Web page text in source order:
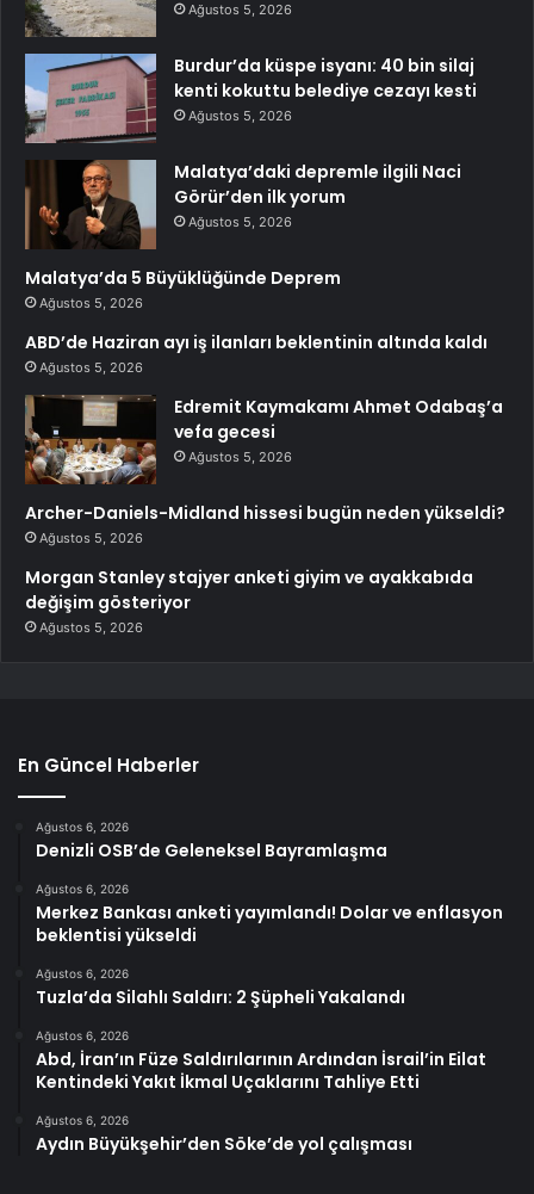
Ağustos 5, 2026
Burdur’da küspe isyanı: 40 bin silaj
kenti kokuttu belediye cezayı kesti
Ağustos 5, 2026
Malatya’daki depremle ilgili Naci
Görür’den ilk yorum
Ağustos 5, 2026
Malatya’da 5 Büyüklüğünde Deprem
Ağustos 5, 2026
ABD’de Haziran ayı iş ilanları beklentinin altında kaldı
Ağustos 5, 2026
Edremit Kaymakamı Ahmet Odabaş’a
vefa gecesi
Ağustos 5, 2026
Archer-Daniels-Midland hissesi bugün neden yükseldi?
Ağustos 5, 2026
Morgan Stanley stajyer anketi giyim ve ayakkabıda
değişim gösteriyor
Ağustos 5, 2026
En Güncel Haberler
Ağustos 6, 2026
Denizli OSB’de Geleneksel Bayramlaşma
Ağustos 6, 2026
Merkez Bankası anketi yayımlandı! Dolar ve enflasyon
beklentisi yükseldi
Ağustos 6, 2026
Tuzla’da Silahlı Saldırı: 2 Şüpheli Yakalandı
Ağustos 6, 2026
Abd, İran’ın Füze Saldırılarının Ardından İsrail’in Eilat
Kentindeki Yakıt İkmal Uçaklarını Tahliye Etti
Ağustos 6, 2026
Aydın Büyükşehir’den Söke’de yol çalışması